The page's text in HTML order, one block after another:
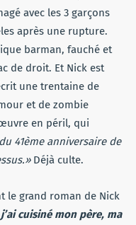
avec les 3 garçons
après une rupture.
barman, fauché et
de droit. Et Nick est
une trentaine de
et de zombie
en péril, qui
41èmeanniversaire de
Déjà culte.
le grand roman de Nick
cuisiné mon père, ma